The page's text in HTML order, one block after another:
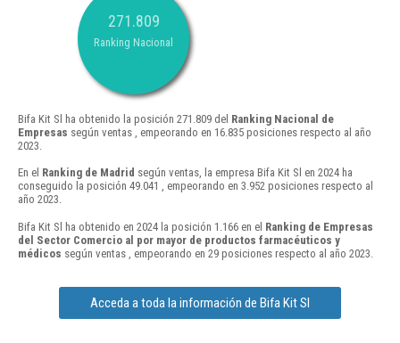
271.809
Ranking Nacional
Bifa Kit Sl ha obtenido la posición 271.809 del Ranking Nacional de
Empresas según ventas , empeorando en 16.835 posiciones respecto al año
2023.
En el Ranking de Madrid según ventas, la empresa Bifa Kit Sl en 2024 ha
conseguido la posición 49.041 , empeorando en 3.952 posiciones respecto al
año 2023.
Bifa Kit Sl ha obtenido en 2024 la posición 1.166 en el Ranking de Empresas
del Sector Comercio al por mayor de productos farmacéuticos y
médicos según ventas , empeorando en 29 posiciones respecto al año 2023.
Acceda a toda la información de Bifa Kit Sl